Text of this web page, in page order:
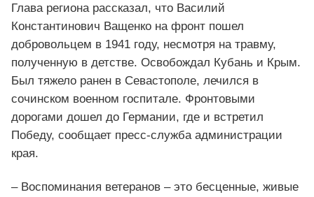
Глава региона рассказал, что Василий
Константинович Ващенко на фронт пошел
добровольцем в 1941 году, несмотря на травму,
полученную в детстве. Освобождал Кубань и Крым.
Был тяжело ранен в Севастополе, лечился в
сочинском военном госпитале. Фронтовыми
дорогами дошел до Германии, где и встретил
Победу, сообщает пресс-служба администрации
края.
– Воспоминания ветеранов – это бесценные, живые